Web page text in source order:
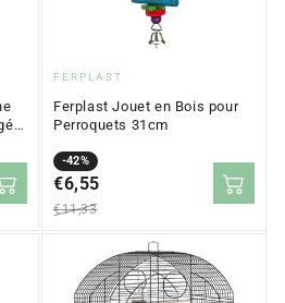
Fournisseur
:
FERPLAST
Ferplast Jouet en Bois pour
Perroquets 31cm
-42%
Prix
en
solde
€6,55
Prix
régulier
€11,33